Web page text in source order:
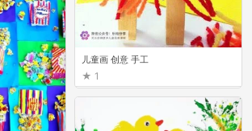
儿童画 创意 手工
1